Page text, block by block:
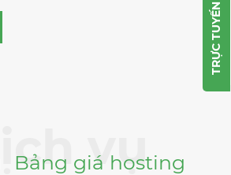
Bảng giá hosting
TRỰC TUYẾN